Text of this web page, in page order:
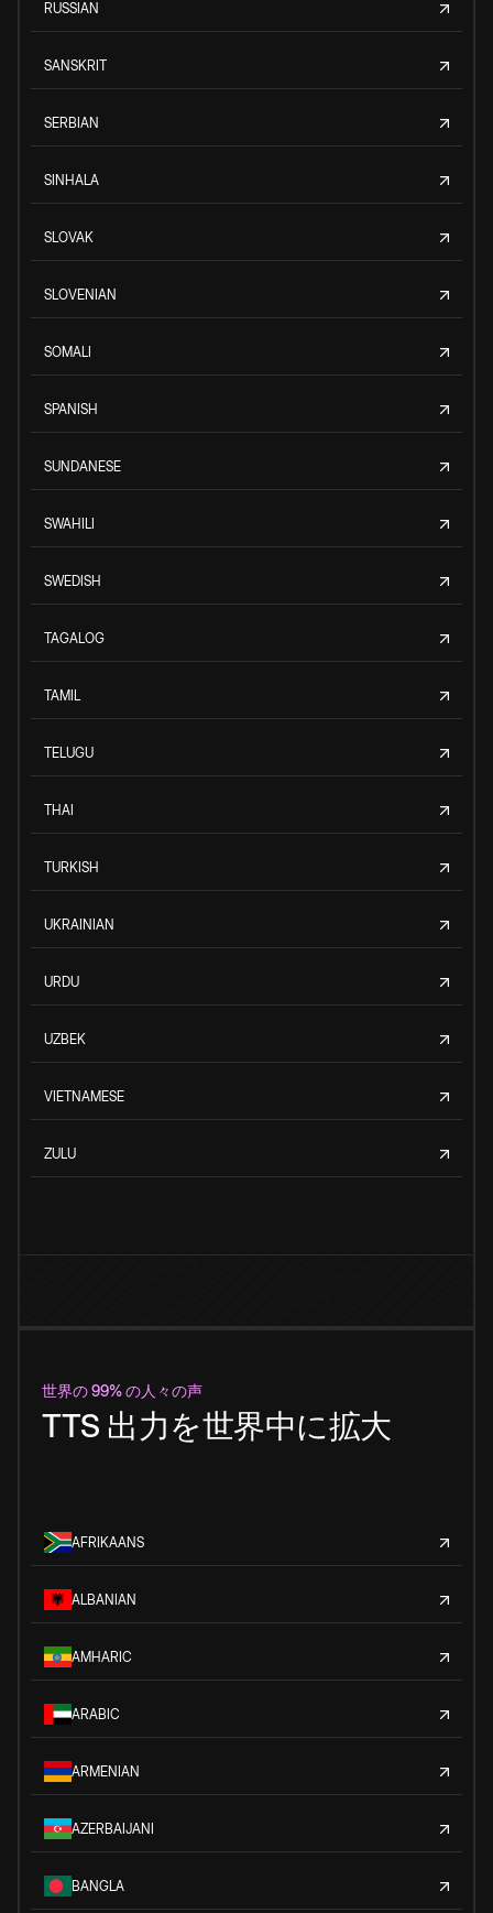
RUSSIAN
SANSKRIT
SERBIAN
SINHALA
SLOVAK
SLOVENIAN
SOMALI
SPANISH
SUNDANESE
SWAHILI
SWEDISH
TAGALOG
TAMIL
TELUGU
THAI
TURKISH
UKRAINIAN
URDU
UZBEK
VIETNAMESE
ZULU
世界の 99% の人々の声
TTS 出力を世界中に拡大
AFRIKAANS
ALBANIAN
AMHARIC
ARABIC
ARMENIAN
AZERBAIJANI
BANGLA